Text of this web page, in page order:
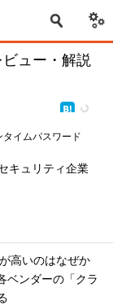
ュー・解説
タイムパスワード
キュリティ企業
高いのはなぜか
ンダーの「クラ